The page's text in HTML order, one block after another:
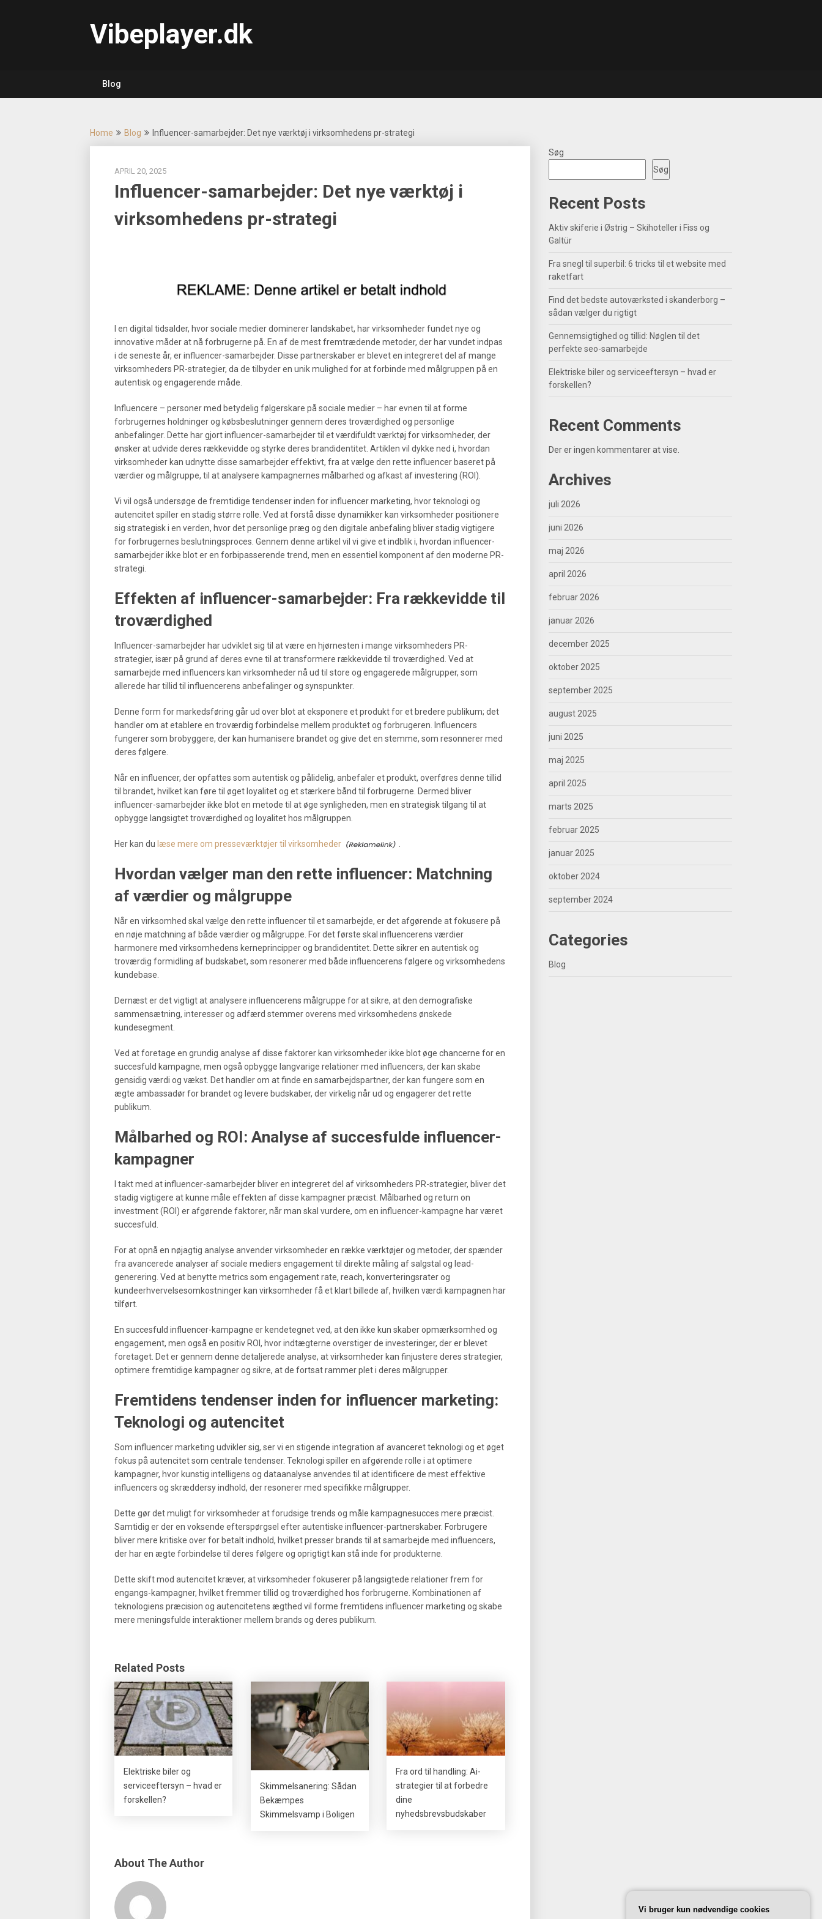
Vibeplayer.dk
Blog
Home Blog Influencer-samarbejder: Det nye værktøj i virksomhedens pr-strategi
APRIL 20, 2025
Influencer-samarbejder: Det nye værktøj i
virksomhedens pr-strategi
I en digital tidsalder, hvor sociale medier dominerer landskabet, har virksomheder fundet nye og
innovative måder at nå forbrugerne på. En af de mest fremtrædende metoder, der har vundet indpas
i de seneste år, er influencer-samarbejder. Disse partnerskaber er blevet en integreret del af mange
virksomheders PR-strategier, da de tilbyder en unik mulighed for at forbinde med målgruppen på en
autentisk og engagerende måde.
Influencere – personer med betydelig følgerskare på sociale medier – har evnen til at forme
forbrugernes holdninger og købsbeslutninger gennem deres troværdighed og personlige
anbefalinger. Dette har gjort influencer-samarbejder til et værdifuldt værktøj for virksomheder, der
ønsker at udvide deres rækkevidde og styrke deres brandidentitet. Artiklen vil dykke ned i, hvordan
virksomheder kan udnytte disse samarbejder effektivt, fra at vælge den rette influencer baseret på
værdier og målgruppe, til at analysere kampagnernes målbarhed og afkast af investering (ROI).
Vi vil også undersøge de fremtidige tendenser inden for influencer marketing, hvor teknologi og
autencitet spiller en stadig større rolle. Ved at forstå disse dynamikker kan virksomheder positionere
sig strategisk i en verden, hvor det personlige præg og den digitale anbefaling bliver stadig vigtigere
for forbrugernes beslutningsproces. Gennem denne artikel vil vi give et indblik i, hvordan influencer-
samarbejder ikke blot er en forbipasserende trend, men en essentiel komponent af den moderne PR-
strategi.
Effekten af influencer-samarbejder: Fra rækkevidde til
troværdighed
Influencer-samarbejder har udviklet sig til at være en hjørnesten i mange virksomheders PR-
strategier, især på grund af deres evne til at transformere rækkevidde til troværdighed. Ved at
samarbejde med influencers kan virksomheder nå ud til store og engagerede målgrupper, som
allerede har tillid til influencerens anbefalinger og synspunkter.
Denne form for markedsføring går ud over blot at eksponere et produkt for et bredere publikum; det
handler om at etablere en troværdig forbindelse mellem produktet og forbrugeren. Influencers
fungerer som brobyggere, der kan humanisere brandet og give det en stemme, som resonnerer med
deres følgere.
Når en influencer, der opfattes som autentisk og pålidelig, anbefaler et produkt, overføres denne tillid
til brandet, hvilket kan føre til øget loyalitet og et stærkere bånd til forbrugerne. Dermed bliver
influencer-samarbejder ikke blot en metode til at øge synligheden, men en strategisk tilgang til at
opbygge langsigtet troværdighed og loyalitet hos målgruppen.
Her kan du læse mere om presseværktøjer til virksomheder
Hvordan vælger man den rette influencer: Matchning
af værdier og målgruppe
Når en virksomhed skal vælge den rette influencer til et samarbejde, er det afgørende at fokusere på
en nøje matchning af både værdier og målgruppe. For det første skal influencerens værdier
harmonere med virksomhedens kerneprincipper og brandidentitet. Dette sikrer en autentisk og
troværdig formidling af budskabet, som resonerer med både influencerens følgere og virksomhedens
kundebase.
Dernæst er det vigtigt at analysere influencerens målgruppe for at sikre, at den demografiske
sammensætning, interesser og adfærd stemmer overens med virksomhedens ønskede
kundesegment.
Ved at foretage en grundig analyse af disse faktorer kan virksomheder ikke blot øge chancerne for en
succesfuld kampagne, men også opbygge langvarige relationer med influencers, der kan skabe
gensidig værdi og vækst. Det handler om at finde en samarbejdspartner, der kan fungere som en
ægte ambassadør for brandet og levere budskaber, der virkelig når ud og engagerer det rette
publikum.
Målbarhed og ROI: Analyse af succesfulde influencer-
kampagner
I takt med at influencer-samarbejder bliver en integreret del af virksomheders PR-strategier, bliver det
stadig vigtigere at kunne måle effekten af disse kampagner præcist. Målbarhed og return on
investment (ROI) er afgørende faktorer, når man skal vurdere, om en influencer-kampagne har været
succesfuld.
For at opnå en nøjagtig analyse anvender virksomheder en række værktøjer og metoder, der spænder
fra avancerede analyser af sociale mediers engagement til direkte måling af salgstal og lead-
generering. Ved at benytte metrics som engagement rate, reach, konverteringsrater og
kundeerhvervelsesomkostninger kan virksomheder få et klart billede af, hvilken værdi kampagnen har
tilført.
En succesfuld influencer-kampagne er kendetegnet ved, at den ikke kun skaber opmærksomhed og
engagement, men også en positiv ROI, hvor indtægterne overstiger de investeringer, der er blevet
foretaget. Det er gennem denne detaljerede analyse, at virksomheder kan finjustere deres strategier,
optimere fremtidige kampagner og sikre, at de fortsat rammer plet i deres målgrupper.
Fremtidens tendenser inden for influencer marketing:
Teknologi og autencitet
Som influencer marketing udvikler sig, ser vi en stigende integration af avanceret teknologi og et øget
fokus på autencitet som centrale tendenser. Teknologi spiller en afgørende rolle i at optimere
kampagner, hvor kunstig intelligens og dataanalyse anvendes til at identificere de mest effektive
influencers og skræddersy indhold, der resonerer med specifikke målgrupper.
Dette gør det muligt for virksomheder at forudsige trends og måle kampagnesucces mere præcist.
Samtidig er der en voksende efterspørgsel efter autentiske influencer-partnerskaber. Forbrugere
bliver mere kritiske over for betalt indhold, hvilket presser brands til at samarbejde med influencers,
der har en ægte forbindelse til deres følgere og oprigtigt kan stå inde for produkterne.
Dette skift mod autencitet kræver, at virksomheder fokuserer på langsigtede relationer frem for
engangs-kampagner, hvilket fremmer tillid og troværdighed hos forbrugerne. Kombinationen af
teknologiens præcision og autencitetens ægthed vil forme fremtidens influencer marketing og skabe
mere meningsfulde interaktioner mellem brands og deres publikum.
Related Posts
Elektriske biler og
serviceeftersyn – hvad er
forskellen?
Skimmelsanering: Sådan
Bekæmpes
Skimmelsvamp i Boligen
Fra ord til handling: Ai-
strategier til at forbedre
dine
nyhedsbrevsbudskaber
About The Author
Søg
Søg
Recent Posts
Aktiv skiferie i Østrig – Skihoteller i Fiss og
Galtür
Fra snegl til superbil: 6 tricks til et website med
raketfart
Find det bedste autoværksted i skanderborg –
sådan vælger du rigtigt
Gennemsigtighed og tillid: Nøglen til det
perfekte seo-samarbejde
Elektriske biler og serviceeftersyn – hvad er
forskellen?
Recent Comments
Der er ingen kommentarer at vise.
Archives
juli 2026
juni 2026
maj 2026
april 2026
februar 2026
januar 2026
december 2025
oktober 2025
september 2025
august 2025
juni 2025
maj 2025
april 2025
marts 2025
februar 2025
januar 2025
oktober 2024
september 2024
Categories
Blog
Vi bruger kun nødvendige cookies